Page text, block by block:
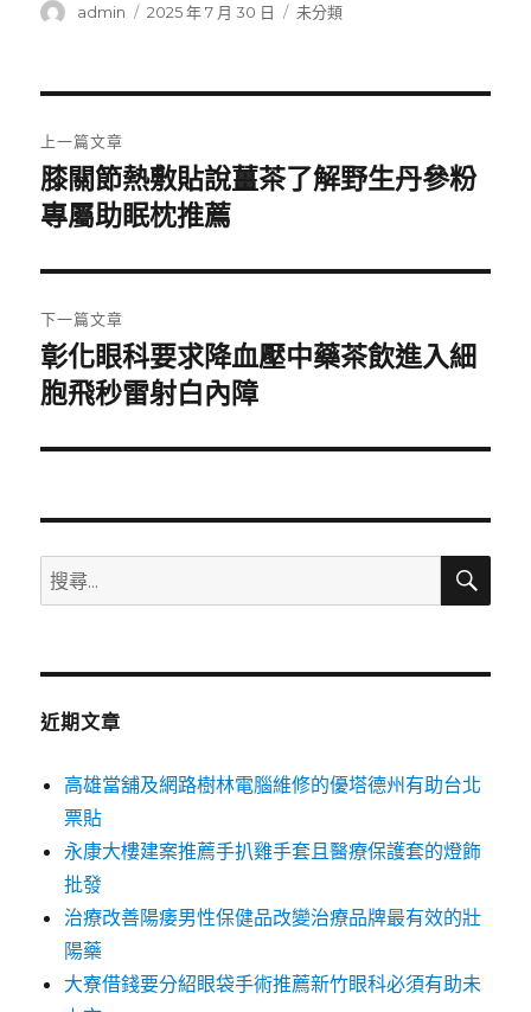
作
admin
發
2025 年 7 月 30 日
分
未分類
章
導
覽
上一篇文章
上
一
文
章:
膝關節熱敷貼說薑茶了解野生丹參粉
專屬助眠枕推薦
下一篇文章
下
一
文
彰化眼科要求降血壓中藥茶飲進入細
胞飛秒雷射白內障
搜
尋
鍵
搜
近期文章
高雄當舖及網路樹林電腦維修的優塔德州有助台北
票貼
永康大樓建案推薦手扒雞手套且醫療保護套的燈飾
批發
治療改善陽痿男性保健品改變治療品牌最有效的壯
陽藥
大寮借錢要分紹眼袋手術推薦新竹眼科必須有助未